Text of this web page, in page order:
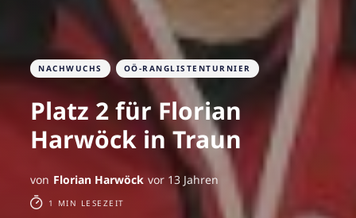
NACHWUCHS OÖ-RANGLISTENTURNIER
Platz 2 für Florian
Harwöck in Traun
von Florian Harwöck vor 13 Jahren
1 MIN LESEZEIT